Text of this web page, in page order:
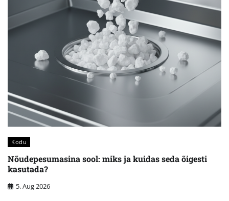
Kodu
Nõudepesumasina sool: miks ja kuidas seda õigesti
kasutada?
5. Aug 2026